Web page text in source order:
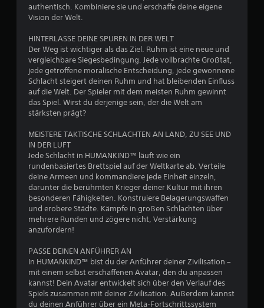
authentisch. Kombiniere sie und erschaffe deine eigene
Vision der Welt.
HINTERLASSE DEINE SPUREN IN DER WELT
Der Weg ist wichtiger als das Ziel. Ruhm ist eine neue und
vergleichbare Siegesbedingung. Jede vollbrachte Großtat,
jede getroffene moralische Entscheidung, jede gewonnene
Schlacht steigert deinen Ruhm und hat bleibenden Einfluss
auf die Welt. Der Spieler mit dem meisten Ruhm gewinnt
das Spiel. Wirst du derjenige sein, der die Welt am
stärksten prägt?
MEISTERE TAKTISCHE SCHLACHTEN AN LAND, ZU SEE UND
IN DER LUFT
Jede Schlacht in HUMANKIND™ läuft wie ein
rundenbasiertes Brettspiel auf der Weltkarte ab. Verteile
deine Armeen und kommandiere jede Einheit einzeln,
darunter die berühmten Krieger deiner Kultur mit ihren
besonderen Fähigkeiten. Konstruiere Belagerungswaffen
und erobere Städte. Kämpfe in großen Schlachten über
mehrere Runden und zögere nicht, Verstärkung
anzufordern!
PASSE DEINEN ANFÜHRER AN
In HUMANKIND™ bist du der Anführer deiner Zivilisation –
mit einem selbst erschaffenen Avatar, den du anpassen
kannst! Dein Avatar entwickelt sich über den Verlauf des
Spiels zusammen mit deiner Zivilisation. Außerdem kannst
du deinen Anführer über ein Meta-Fortschrittssystem